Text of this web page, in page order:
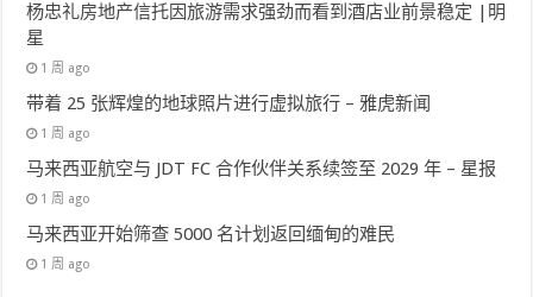
杨忠礼房地产信托因旅游需求强劲而看到酒店业前景稳定 |明
星
1 周 ago
带着 25 张辉煌的地球照片进行虚拟旅行 – 雅虎新闻
1 周 ago
马来西亚航空与 JDT FC 合作伙伴关系续签至 2029 年 – 星报
1 周 ago
马来西亚开始筛查 5000 名计划返回缅甸的难民
1 周 ago